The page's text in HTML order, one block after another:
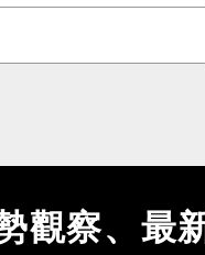
觀察、最